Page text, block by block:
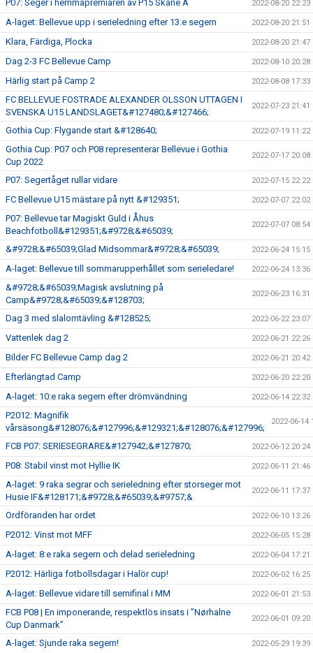
P07: Seger i hemmapremiären av P15 Skåne A 2022-08-20 22:23
A-laget: Bellevue upp i serieledning efter 13:e segern 2022-08-20 21:51
Klara, Färdiga, Plocka 2022-08-20 21:47
Dag 2-3 FC Bellevue Camp 2022-08-10 20:28
Härlig start på Camp 2 2022-08-08 17:33
FC BELLEVUE FOSTRADE ALEXANDER OLSSON UTTAGEN I
SVENSKA U15 LANDSLAGET&#127480;&#127466;
2022-07-23 21:41
Gothia Cup: Flygande start &#128640; 2022-07-19 11:22
Gothia Cup: P07 och P08 representerar Bellevue i Gothia
Cup 2022
2022-07-17 20:08
P07: Segertåget rullar vidare 2022-07-15 22:22
FC Bellevue U15 mästare på nytt &#129351; 2022-07-07 22:02
P07: Bellevue tar Magiskt Guld i Åhus
Beachfotboll&#129351;&#9728;&#65039;
2022-07-07 08:54
&#9728;&#65039;Glad Midsommar&#9728;&#65039; 2022-06-24 15:15
A-laget: Bellevue till sommarupperhållet som serieledare! 2022-06-24 13:36
&#9728;&#65039;Magisk avslutning på
Camp&#9728;&#65039;&#128703;
2022-06-23 16:31
Dag 3 med slalomtävling &#128525; 2022-06-22 23:07
Vattenlek dag 2 2022-06-21 22:26
Bilder FC Bellevue Camp dag 2 2022-06-21 20:42
Efterlängtad Camp 2022-06-20 22:20
A-laget: 10:e raka segern efter drömvändning 2022-06-14 22:32
P2012: Magnifik
vårsäsong&#128076;&#127996;&#129321;&#128076;&#127996;
2022-06-14
FCB P07: SERIESEGRARE&#127942;&#127870; 2022-06-12 20:24
P08: Stabil vinst mot Hyllie IK 2022-06-11 21:46
A-laget: 9 raka segrar och serieledning efter storseger mot
Husie IF&#128171;&#9728;&#65039;&#9757;&
2022-06-11 17:37
Ordföranden har ordet 2022-06-10 13:26
P2012: Vinst mot MFF 2022-06-05 15:28
A-laget: 8:e raka segern och delad serieledning 2022-06-04 17:21
P2012: Härliga fotbollsdagar i Halör cup! 2022-06-02 16:25
A-laget: Bellevue vidare till semifinal i MM 2022-06-01 21:53
FCB P08 | En imponerande, respektlös insats i ”Nørhalne
Cup Danmark”
2022-06-01 09:20
A-laget: Sjunde raka segern! 2022-05-29 19:39